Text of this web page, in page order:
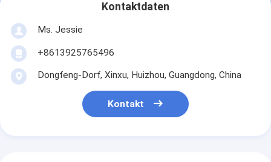
Kontaktdaten
Ms. Jessie
+8613925765496
Dongfeng-Dorf, Xinxu, Huizhou, Guangdong, China
Kontakt